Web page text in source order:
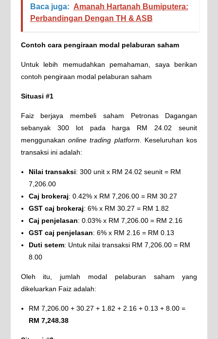
Baca juga: Amanah Hartanah Bumiputera:
Perbandingan Dengan TH & ASB
Contoh cara pengiraan modal pelaburan saham
Untuk lebih memudahkan pemahaman, saya berikan
contoh pengiraan modal pelaburan saham
Situasi #1
Faiz berjaya membeli saham Petronas Dagangan
sebanyak 300 lot pada harga RM 24.02 seunit
menggunakan online trading platform. Keseluruhan kos
transaksi ini adalah:
Nilai transaksi: 300 unit x RM 24.02 seunit = RM
7,206.00
Caj brokeraj: 0.42% x RM 7,206.00 = RM 30.27
GST caj brokeraj: 6% x RM 30.27 = RM 1.82
Caj penjelasan: 0.03% x RM 7,206.00 = RM 2.16
GST caj penjelasan: 6% x RM 2.16 = RM 0.13
Duti setem: Untuk nilai transaksi RM 7,206.00 = RM
8.00
Oleh itu, jumlah modal pelaburan saham yang
dikeluarkan Faiz adalah:
RM 7,206.00 + 30.27 + 1.82 + 2.16 + 0.13 + 8.00 =
RM 7,248.38